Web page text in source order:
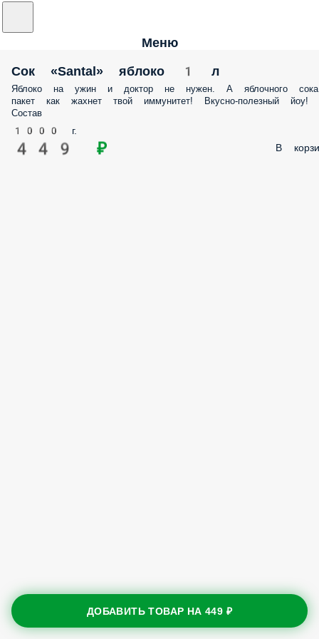
Меню
Сок «Santal» яблоко 1 л
Яблоко на ужин и доктор не нужен. А яблочного сока
пакет как жахнет твой иммунитет! Вкусно-полезный йоу!
Состав
1000 г.
449 ₽ В
ДОБАВИТЬ ТОВАР НА449 ₽